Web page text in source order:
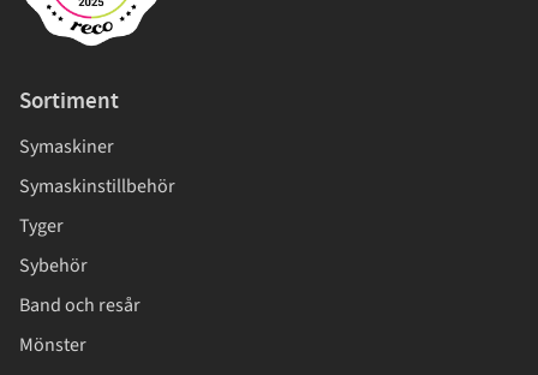
Sortiment
Symaskiner
Symaskinstillbehör
Tyger
Sybehör
Band och resår
Mönster